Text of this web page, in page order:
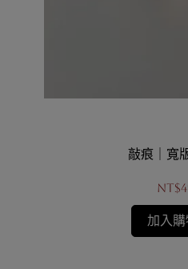
敲痕｜寬
加入